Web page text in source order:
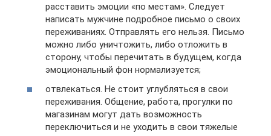
расставить эмоции «по местам». Следует
написать мужчине подробное письмо о своих
переживаниях. Отправлять его нельзя. Письмо
можно либо уничтожить, либо отложить в
сторону, чтобы перечитать в будущем, когда
эмоциональный фон нормализуется;
отвлекаться. Не стоит углубляться в свои
переживания. Общение, работа, прогулки по
магазинам могут дать возможность
переключиться и не уходить в свои тяжелые